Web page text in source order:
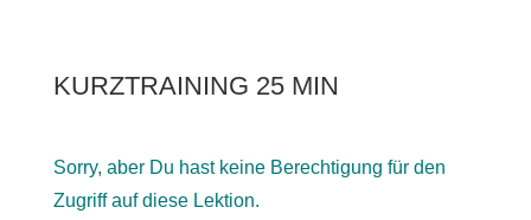
KURZTRAINING 25 MIN
Sorry, aber Du hast keine Berechtigung für den
Zugriff auf diese Lektion.